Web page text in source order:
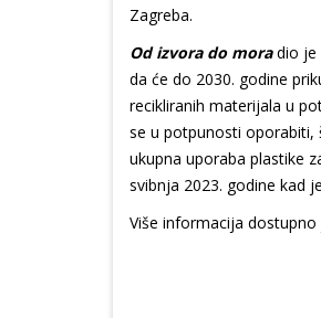
Zagreba.
Od izvora do moradio je
da će do 2030. godine
recikliranih materijala u
se u potpunosti oporabiti,
ukupna uporaba plastike
svibnja 2023. godine kad
Više informacija dostupno